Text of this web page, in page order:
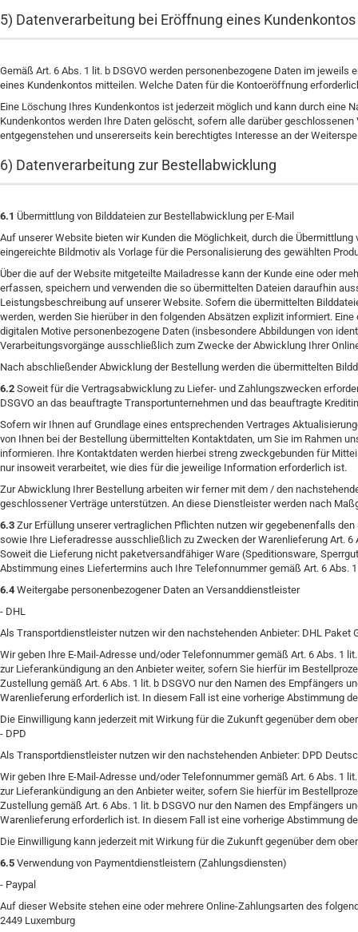
5) Datenverarbeitung bei Eröffnung eines Kundenkontos
Gemäß Art. 6 Abs. 1 lit. b DSGVO werden personenbezogene Daten im
eines Kundenkontos mitteilen. Welche Daten für die Kontoeröffnung
Eine Löschung Ihres Kundenkontos ist jederzeit möglich und kann durch eine
Kundenkontos werden Ihre Daten gelöscht, sofern alle darüber
entgegenstehen und unsererseits kein berechtigtes Interesse an der
6) Datenverarbeitung zur Bestellabwicklung
6.1 Übermittlung von Bilddateien zur Bestellabwicklung per E-Mail
Auf unserer Website bieten wir Kunden die Möglichkeit, durch die
eingereichte Bildmotiv als Vorlage für die Personalisierung des gewählten
Über die auf der Website mitgeteilte Mailadresse kann der Kunde eine oder
erfassen, speichern und verwenden die so übermittelten Dateien daraufhin
Leistungsbeschreibung auf unserer Website. Sofern die übermittelten
werden, werden Sie hierüber in den folgenden Absätzen explizit informiert.
digitalen Motive personenbezogene Daten (insbesondere Abbildungen von
Verarbeitungsvorgänge ausschließlich zum Zwecke der Abwicklung Ihrer
Nach abschließender Abwicklung der Bestellung werden die übermittelten
6.2 Soweit für die Vertragsabwicklung zu Liefer- und Zahlungszwecken
DSGVO an das beauftragte Transportunternehmen und das beauftragte
Sofern wir Ihnen auf Grundlage eines entsprechenden Vertrages
von Ihnen bei der Bestellung übermittelten Kontaktdaten, um Sie im Rahmen
informieren. Ihre Kontaktdaten werden hierbei streng zweckgebunden für
nur insoweit verarbeitet, wie dies für die jeweilige Information erforderlich ist.
Zur Abwicklung Ihrer Bestellung arbeiten wir ferner mit dem / den
geschlossener Verträge unterstützen. An diese Dienstleister werden nach
6.3 Zur Erfüllung unserer vertraglichen Pflichten nutzen wir gegebenenfalls
sowie Ihre Lieferadresse ausschließlich zu Zwecken der Warenlieferung Art.
Soweit die Lieferung nicht paketversandfähiger Ware (Speditionsware,
Abstimmung eines Liefertermins auch Ihre Telefonnummer gemäß Art. 6 Abs.
6.4 Weitergabe personenbezogener Daten an Versanddienstleister
- DHL
Als Transportdienstleister nutzen wir den nachstehenden Anbieter: DHL Paket
Wir geben Ihre E-Mail-Adresse und/oder Telefonnummer gemäß Art. 6 Abs. 1
zur Lieferankündigung an den Anbieter weiter, sofern Sie hierfür im
Zustellung gemäß Art. 6 Abs. 1 lit. b DSGVO nur den Namen des Empfängers
Warenlieferung erforderlich ist. In diesem Fall ist eine vorherige Abstimmung
Die Einwilligung kann jederzeit mit Wirkung für die Zukunft gegenüber dem
- DPD
Als Transportdienstleister nutzen wir den nachstehenden Anbieter: DPD
Wir geben Ihre E-Mail-Adresse und/oder Telefonnummer gemäß Art. 6 Abs. 1
zur Lieferankündigung an den Anbieter weiter, sofern Sie hierfür im
Zustellung gemäß Art. 6 Abs. 1 lit. b DSGVO nur den Namen des Empfängers
Warenlieferung erforderlich ist. In diesem Fall ist eine vorherige Abstimmung
Die Einwilligung kann jederzeit mit Wirkung für die Zukunft gegenüber dem
6.5 Verwendung von Paymentdienstleistern (Zahlungsdiensten)
- Paypal
Auf dieser Website stehen eine oder mehrere Online-Zahlungsarten des
2449 Luxemburg